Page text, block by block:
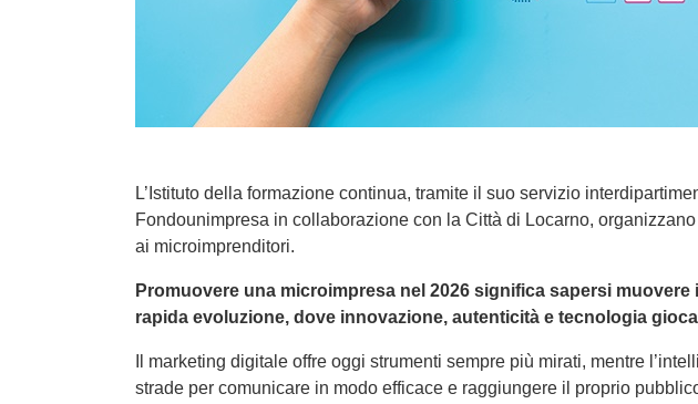
L’Istituto della formazione continua, tramite il suo servizio
Fondounimpresa in collaborazione con la Città di Locarno,
ai microimprenditori.
Promuovere una microimpresa nel 2026 significa sapersi
rapida evoluzione, dove innovazione, autenticità e tecnologia
Il marketing digitale offre oggi strumenti sempre più mirati, mentre
strade per comunicare in modo efficace e raggiungere il proprio